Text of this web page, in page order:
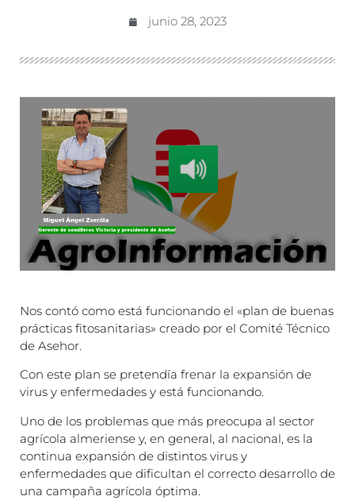
junio 28, 2023
Nos contó como está funcionando el «plan de buenas
prácticas fitosanitarias» creado por el Comité Técnico
de Asehor.
Con este plan se pretendía frenar la expansión de
virus y enfermedades y está funcionando.
Uno de los problemas que más preocupa al sector
agrícola almeriense y, en general, al nacional, es la
continua expansión de distintos virus y
enfermedades que dificultan el correcto desarrollo de
una campaña agrícola óptima.